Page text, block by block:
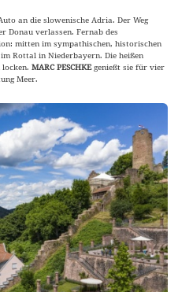
an die slowenische Adria. Der Weg
Donau verlassen. Fernab des
mitten im sympathischen, historischen
Rottal in Niederbayern. Die heißen
locken.MARC PESCHKEgenießt sie für vier
Meer.